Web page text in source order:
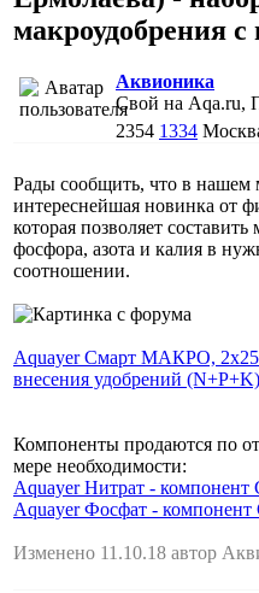
макроудобрения
Аквионика
Свой на Aqa.ru,
2354 1334
Рады сообщить, что в нашем
интереснейшая новинка от
которая позволяет
фосфора, азота и калия в
соотношении.
Aquayer Смарт МАКРО,
внесения удобрений (N+P+K)
Компоненты продаются по
мере необходимости:
Aquayer Нитрат -
Aquayer Фосфат -
Изменено 11.10.18 автор